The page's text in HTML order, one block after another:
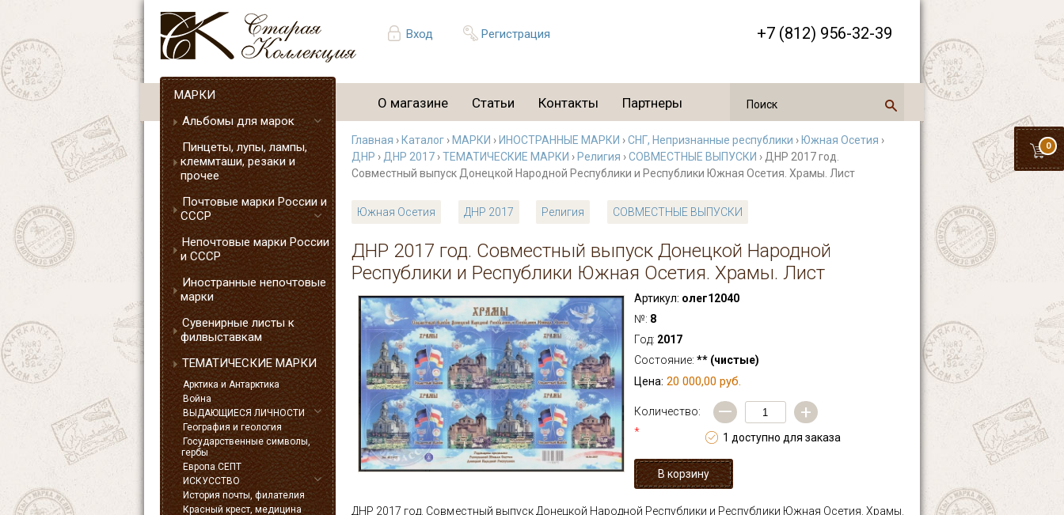
Вход Регистрация +7 (812) 956-32-39
0
О магазине Статьи Контакты Партнеры
МАРКИ
Альбомы для марок
Пинцеты, лупы, лампы,
клеммташи, резаки и
прочее
Почтовые марки России и
СССР
Непочтовые марки России
и СССР
Иностранные непочтовые
марки
Сувенирные листы к
филвыставкам
ТЕМАТИЧЕСКИЕ МАРКИ
Арктика и Антарктика
Война
ВЫДАЮЩИЕСЯ ЛИЧНОСТИ
География и геология
Государственные символы,
гербы
Европа СЕПТ
ИСКУССТВО
История почты, филателия
Красный крест, медицина
Главная › Каталог › МАРКИ › ИНОСТРАННЫЕ МАРКИ ›СНГ, Непризнанные республики › Южная Осетия ›
ДНР › ДНР 2017 ›ТЕМАТИЧЕСКИЕ МАРКИ › Религия ›СОВМЕСТНЫЕ ВЫПУСКИ › ДНР 2017 год.
Совместный выпуск Донецкой Народной Республики и Республики Южная Осетия. Храмы. Лист
Южная Осетия ДНР 2017 Религия СОВМЕСТНЫЕ ВЫПУСКИ
ДНР 2017 год. Совместный выпуск Донецкой Народной
Республики и Республики Южная Осетия. Храмы. Лист
Артикул: олег12040
№: 8
Год: 2017
Состояние: ** (чистые)
Цена: 20 000,00 руб.
Количество:
*
— +
1 доступно для заказа
ДНР 2017 год. Совместный выпуск Донецкой Народной Республики и Республики Южная Осетия. Храмы.